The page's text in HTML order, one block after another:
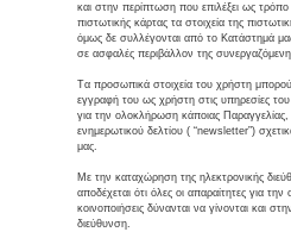
και στην περίπτωση που επιλέξει ως
πιστωτικής κάρτας τα στοιχεία της
όμως δε συλλέγονται από το Κατάστημά
σε ασφαλές περιβάλλον της
Τα προσωπικά στοιχεία του χρήστη
εγγραφή του ως χρήστη στις υπηρεσίες
για την ολοκλήρωση κάποιας Παραγγελίας,
ενημερωτικού δελτίου ( “newsletter”)
μας.
Με την καταχώρηση της ηλεκτρονικής
αποδέχεται ότι όλες οι απαραίτητες για
κοινοποιήσεις δύνανται να γίνονται και
διεύθυνση.